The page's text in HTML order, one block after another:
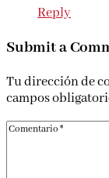
Reply
Submit a
Tu dirección de
campos